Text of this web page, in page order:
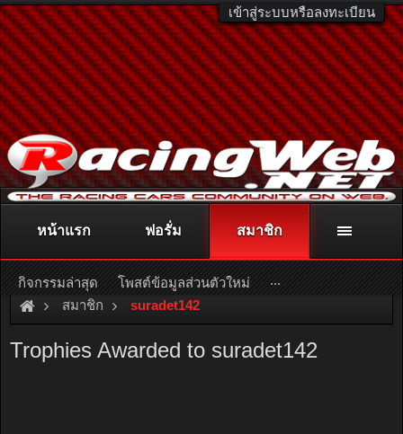
เข้าสู่ระบบหรือลงทะเบียน
ติดต่อลงโฆษณา racingweb@gmail.comหรือโทร. 081-811-1138
หรืออ่านรายละเอียดเพิ่มเติม คลิกที่นี่
สมาชิก suradet142
Trophies Awarded to suradet142
หน้าแรก ฟอรั่ม สมาชิก
กิจกรรมล่าสุด โพสต์ข้อมูลส่วนตัวใหม่ ...